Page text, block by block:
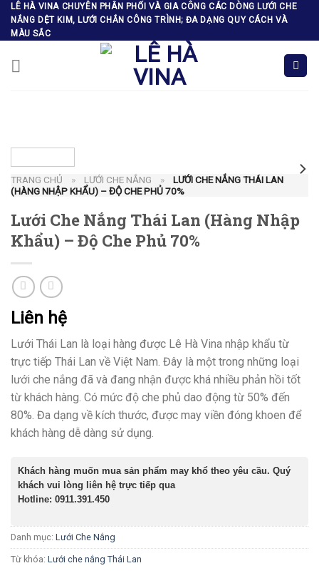
Skip
content
LÊ HÀ VINA CHUYÊN PHÂN PHỐI VÀ GIA CÔNG CÁC DÒNG LƯỚI CHE
NẮNG DỆT KIM, LƯỚI CHẮN CÔNG TRÌNH; ĐA DẠNG QUY CÁCH VÀ
MÀU SẮC
TRANG CHỦ » LƯỚI CHE NẮNG »
LƯỚI CHE NẮNG THÁI LAN
(HÀNG NHẬP KHẨU) – ĐỘ CHE PHỦ 70%
Lưới Che Nắng Thái Lan (Hàng Nhập
Khẩu) – Độ Che Phủ 70%
Liên hệ
Lưới Thái Lan là loại hàng được Lê Hà Vina nhập khẩu từ
trực tiếp Thái Lan về Việt Nam. Đây là một trong những loại
lưới che nắng đã và đang nhận được khá nhiều phản hồi tốt
từ khách hàng. Có mức độ che phủ dao động từ 50% đến
80%. Đa dạng về kích thước, được may viền đóng khoen để
khách hàng dễ dàng sử dụng.
Khách hàng muốn mua sản phẩm may khổ theo yêu cầu. Quý
khách vui lòng liên hệ trực tiếp qua
Hotline: 0911.391.450
Danh mục: Lưới Che Nắng
Từ khóa: Lưới che nắng Thái Lan